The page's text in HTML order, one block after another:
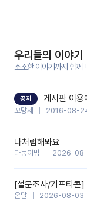
을 많이
안심시
입니다.
성 있는
기능을
우리들의 이야기
소소한 이야기까지 함께
공지 게시판 이용
꼬망세 2016-08-
나처럼해봐요
다둥이맘 2026-
온달 2026-08-03